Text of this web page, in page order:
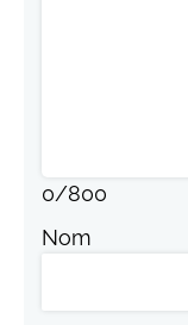
0/800
Nom